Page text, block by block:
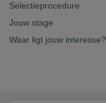
Selectieprocedure
Jouw stage
Waar ligt jouw interesse?